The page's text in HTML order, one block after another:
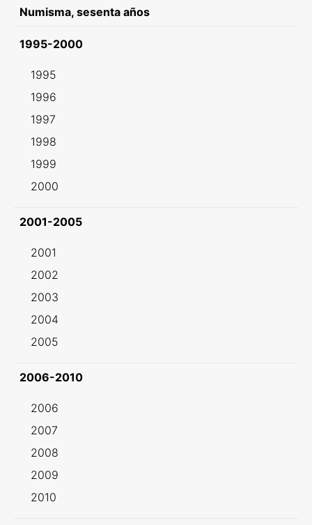
Numisma, sesenta años
1995-2000
1995
1996
1997
1998
1999
2000
2001-2005
2001
2002
2003
2004
2005
2006-2010
2006
2007
2008
2009
2010